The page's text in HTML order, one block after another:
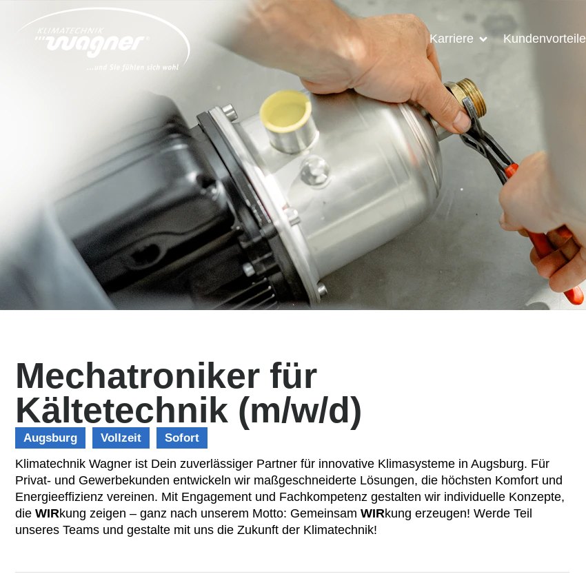
Karriere Kundenvorteile
Mechatroniker für
Kältetechnik (m/w/d)
Augsburg Vollzeit Sofort
Klimatechnik Wagner ist Dein zuverlässiger Partner für innovative Klimasysteme in Augsburg. Für
Privat- und Gewerbekunden entwickeln wir maßgeschneiderte Lösungen, die höchsten Komfort und
Energieeffizienz vereinen. Mit Engagement und Fachkompetenz gestalten wir individuelle Konzepte,
die WIRkung zeigen – ganz nach unserem Motto: Gemeinsam WIRkung erzeugen! Werde Teil
unseres Teams und gestalte mit uns die Zukunft der Klimatechnik!